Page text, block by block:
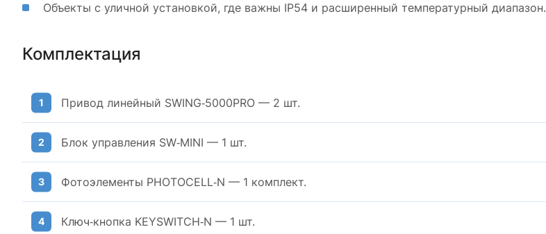
Объекты с уличной установкой, где важны IP54 и расширенный температурный диапазон.
Комплектация
Привод линейный SWING‑5000PRO — 2 шт.
Блок управления SW‑MINI — 1 шт.
Фотоэлементы PHOTOCELL‑N — 1 комплект.
Ключ‑кнопка KEYSWITCH‑N — 1 шт.